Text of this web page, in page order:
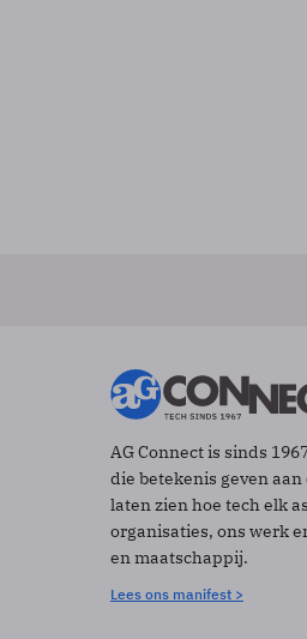
AG Connect is sinds
die betekenis geven
laten zien hoe tech elk
organisaties, ons werk
en maatschappij.
Lees ons manifest >